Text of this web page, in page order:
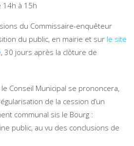
14h à 15h
du Commissaire-enquêteur
du public, en mairie et sur le site
, 30 jours après la clôture de
le Conseil Municipal se prononcera,
de la cession d’un
communal sis le Bourg :
public, au vu des conclusions de